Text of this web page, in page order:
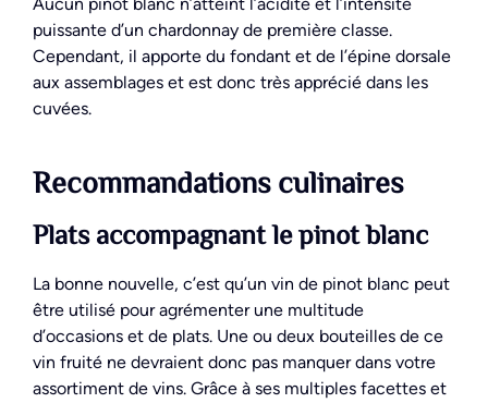
puissante d’un chardonnay de première classe.
Cependant, il apporte du fondant et de l’épine dorsale
aux assemblages et est donc très apprécié dans les
cuvées.
Recommandations culinaires
Plats accompagnant le pinot blanc
La bonne nouvelle, c’est qu’un vin de pinot blanc peut
être utilisé pour agrémenter une multitude
d’occasions et de plats. Une ou deux bouteilles de ce
vin fruité ne devraient donc pas manquer dans votre
assortiment de vins. Grâce à ses multiples facettes et